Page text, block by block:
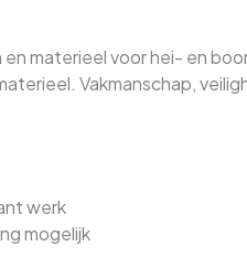
materieel voor hei- en
Vakmanschap,
werk
mogelijk